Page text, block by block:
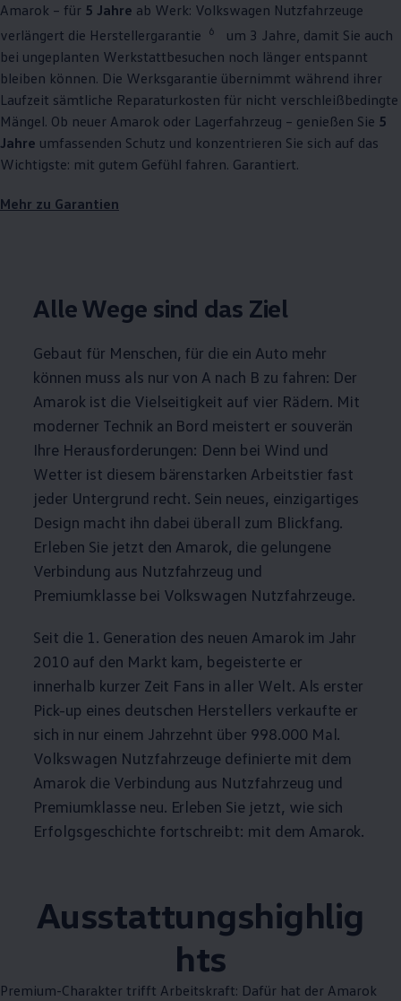
Amarok – für 5 Jahre ab Werk: Volkswagen Nutzfahrzeuge
verlängert die Herstellergarantie
6
um 3 Jahre, damit Sie auch
bei ungeplanten Werkstattbesuchen noch länger entspannt
bleiben können. Die Werksgarantie übernimmt während ihrer
Laufzeit sämtliche Reparaturkosten für nicht verschleißbedingte
Mängel. Ob neuer Amarok oder Lagerfahrzeug – genießen Sie 5
Jahre umfassenden Schutz und konzentrieren Sie sich auf das
Wichtigste: mit gutem Gefühl fahren. Garantiert.
Mehr zu Garantien
Alle Wege sind das Ziel
Gebaut für Menschen, für die ein Auto mehr
können muss als nur von A nach B zu fahren: Der
Amarok ist die Vielseitigkeit auf vier Rädern. Mit
moderner Technik an Bord meistert er souverän
Ihre Herausforderungen: Denn bei Wind und
Wetter ist diesem bärenstarken Arbeitstier fast
jeder Untergrund recht. Sein neues, einzigartiges
Design macht ihn dabei überall zum Blickfang.
Erleben Sie jetzt den Amarok, die gelungene
Verbindung aus Nutzfahrzeug und
Premiumklasse bei Volkswagen Nutzfahrzeuge.
Seit die 1. Generation des neuen Amarok im Jahr
2010 auf den Markt kam, begeisterte er
innerhalb kurzer Zeit Fans in aller Welt. Als erster
Pick-up eines deutschen Herstellers verkaufte er
sich in nur einem Jahrzehnt über 998.000 Mal.
Volkswagen Nutzfahrzeuge definierte mit dem
Amarok die Verbindung aus Nutzfahrzeug und
Premiumklasse neu. Erleben Sie jetzt, wie sich
Erfolgsgeschichte fortschreibt: mit dem Amarok.
Ausstattungshighlig
hts
Premium-Charakter trifft Arbeitskraft: Dafür hat der Amarok